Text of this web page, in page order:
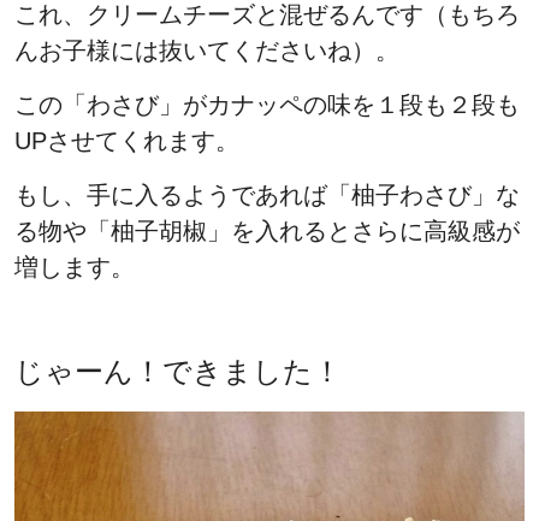
これ、クリームチーズと混ぜるんです（もちろ
んお子様には抜いてくださいね）。
この「わさび」がカナッペの味を１段も２段も
UPさせてくれます。
もし、手に入るようであれば「柚子わさび」な
る物や「柚子胡椒」を入れるとさらに高級感が
増します。
じゃーん！できました！